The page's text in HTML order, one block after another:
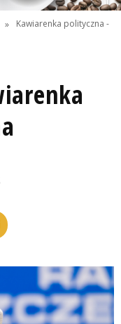
»
Kawiarenka polityczna -